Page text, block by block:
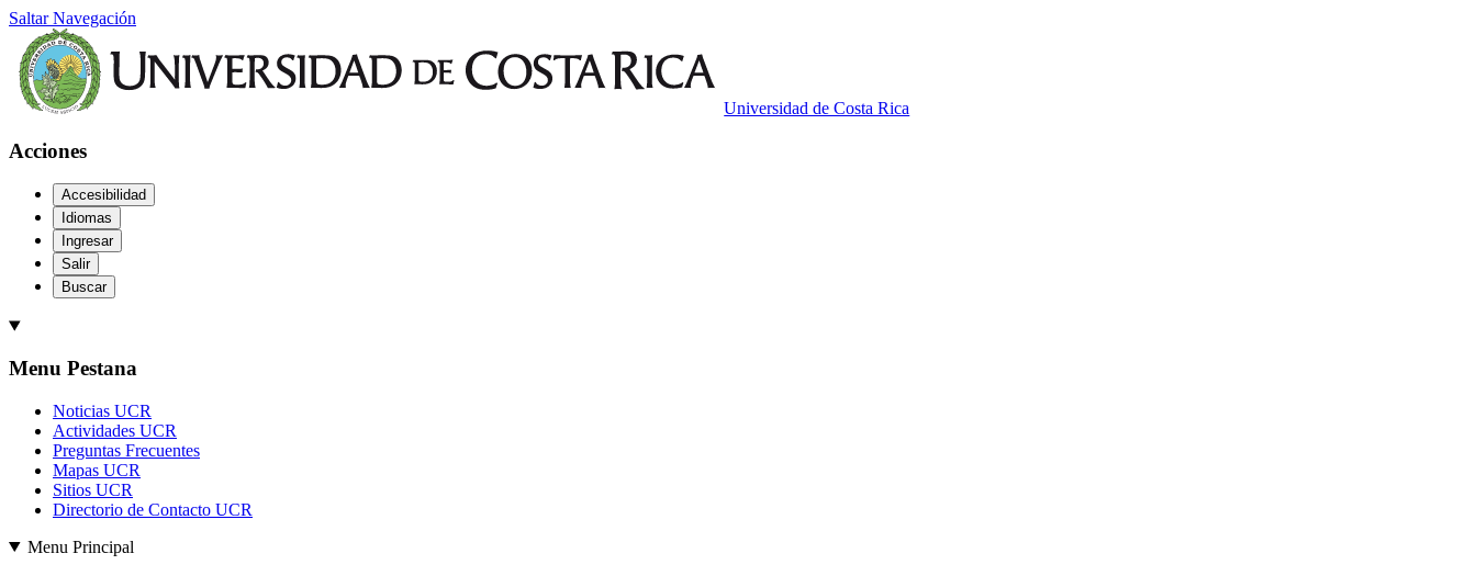
Saltar Navegación
Universidad de Costa Rica
Acciones
Accesibilidad
Idiomas
Ingresar
Salir
Buscar
Menu Pestana
Noticias UCR
Actividades UCR
Preguntas Frecuentes
Mapas UCR
Sitios UCR
Directorio de Contacto UCR
Menu Principal